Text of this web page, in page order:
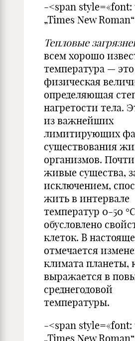
-<span style=«font:
„Times New
Тепловые
всем хорошо
температура — это
физическая
определя­ющая
нагретости тела.
из важнейших
лимитирующих
существования
организмов.
живые существа,
исключением,
жить в интервале
температур 0-50
обусловлено
клеток. В
отме­чается
климата планеты,
выражается в
среднегодовой
температуры.
-<span style=«font:
„Times New